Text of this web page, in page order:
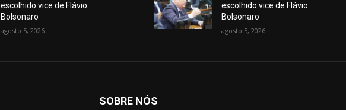
escolhido vice de Flávio
Bolsonaro
agosto 5, 2026
escolhido vice de Flávio
Bolsonaro
agosto 5, 2026
SOBRE NÓS